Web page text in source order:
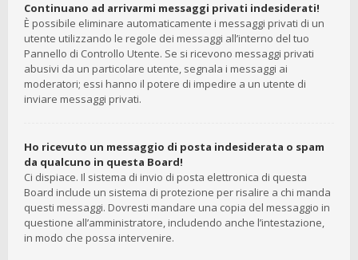
Continuano ad arrivarmi messaggi privati indesiderati!
È possibile eliminare automaticamente i messaggi privati ​​di un
utente utilizzando le regole dei messaggi all’interno del tuo
Pannello di Controllo Utente. Se si ricevono messaggi privati ​​
abusivi da un particolare utente, segnala i messaggi ai
moderatori; essi hanno il potere di impedire a un utente di
inviare messaggi privati​​.
Ho ricevuto un messaggio di posta indesiderata o spam
da qualcuno in questa Board!
Ci dispiace. Il sistema di invio di posta elettronica di questa
Board include un sistema di protezione per risalire a chi manda
questi messaggi. Dovresti mandare una copia del messaggio in
questione all’amministratore, includendo anche l’intestazione,
in modo che possa intervenire.